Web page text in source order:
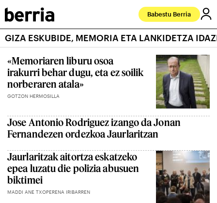
Babestu Berria
GIZA ESKUBIDE, MEMORIA ETA LANKIDETZA
«Memoriaren liburu osoa
irakurri behar dugu, eta ez soilik
norberaren atala»
GOTZON HERMOSILLA
Jose Antonio Rodriguez izango da Jonan
Fernandezen ordezkoa Jaurlaritzan
Jaurlaritzak aitortza eskatzeko
epea luzatu die polizia abusuen
biktimei
MADDI ANE TXOPERENA IRIBARREN